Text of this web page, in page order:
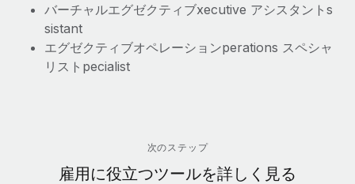
バーチャルエグゼクティブxecutive アシスタント s
sistant
エグゼクティブオペレーションperations スペシャ
リスト pecialist
次のステップ
雇用に役立つツールを詳しく見る